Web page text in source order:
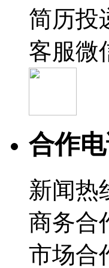
简历投
客服微
合作
新闻热
商务合
市场合